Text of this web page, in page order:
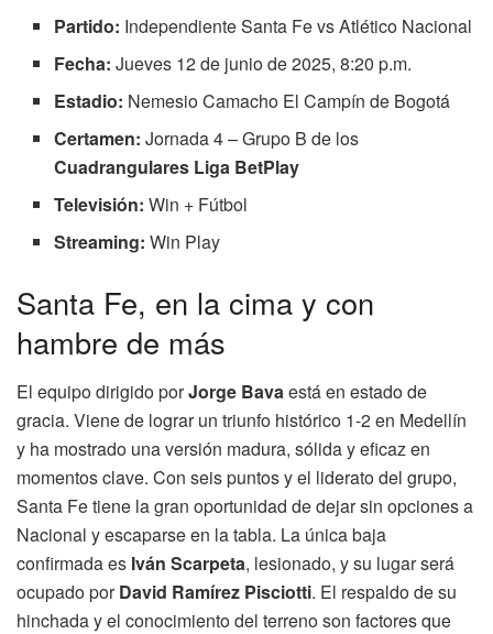
Partido: Independiente Santa Fe vs Atlético Nacional
Fecha: Jueves 12 de junio de 2025, 8:20 p.m.
Estadio: Nemesio Camacho El Campín de Bogotá
Certamen: Jornada 4 – Grupo B de los
Cuadrangulares Liga BetPlay
Televisión: Win + Fútbol
Streaming: Win Play
Santa Fe, en la cima y con
hambre de más
El equipo dirigido porJorge Bavaestá en estado de
gracia. Viene de lograr un triunfo histórico 1-2 en Medellín
y ha mostrado una versión madura, sólida y eficaz en
momentos clave. Con seis puntos y el liderato del grupo,
Santa Fe tiene la gran oportunidad de dejar sin opciones a
Nacional y escaparse en la tabla. La única baja
confirmada es Iván Scarpeta, lesionado, y su lugar será
ocupado porDavid Ramírez Pisciotti. El respaldo de su
hinchada y el conocimiento del terreno son factores que